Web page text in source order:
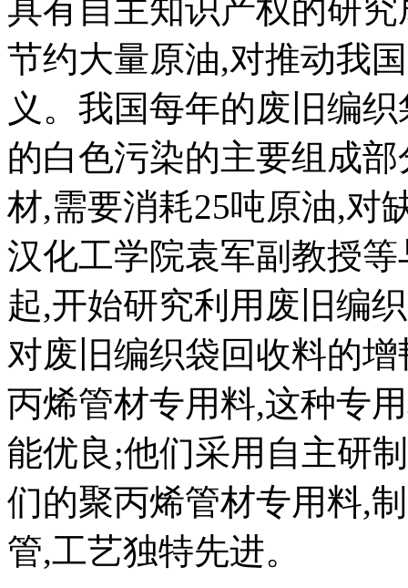
具有自主知识产权的研
节约大量原油,对推动我
义。我国每年的废旧编
的白色污染的主要组成
材,需要消耗25吨原油,对
汉化工学院袁军副教授
起,开始研究利用废旧编
对废旧编织袋回收料的
丙烯管材专用料,这种专
能优良;他们采用自主研
们的聚丙烯管材专用料,
管,工艺独特先进。